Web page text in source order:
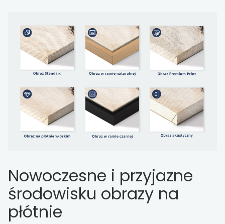
Nowoczesne i przyjazne
środowisku obrazy na
płótnie